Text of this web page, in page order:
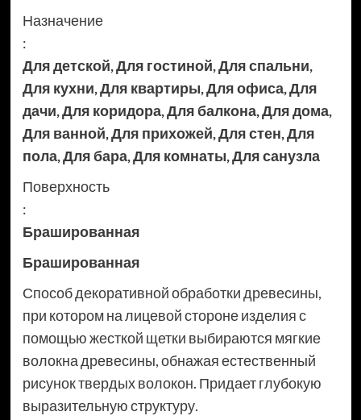
Назначение
:
Для детской,Для гостиной,Для спальни,
Для кухни,Для квартиры,Для офиса,Для
дачи,Для коридора,Для балкона,Для дома,
Для ванной,Для прихожей,Для стен,Для
пола,Для бара,Для комнаты,Для санузла
Поверхность
:
Брашированная
Брашированная
Способ декоративной обработки древесины,
при котором на лицевой стороне изделия с
помощью жесткой щетки выбираются мягкие
волокна древесины, обнажая естественный
рисунок твердых волокон. Придает глубокую
выразительную структуру.